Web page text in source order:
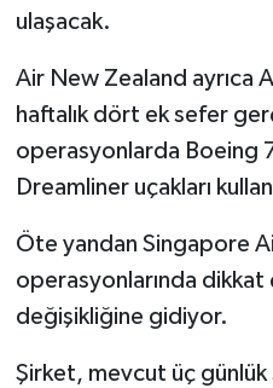
ulaşacak.
Air New Zealand ayrıca
haftalık dört ek sefer
operasyonlarda Boeing
Dreamliner uçakları
Öte yandan Singapore
operasyonlarında dikkat
değişikliğine gidiyor.
Şirket, mevcut üç